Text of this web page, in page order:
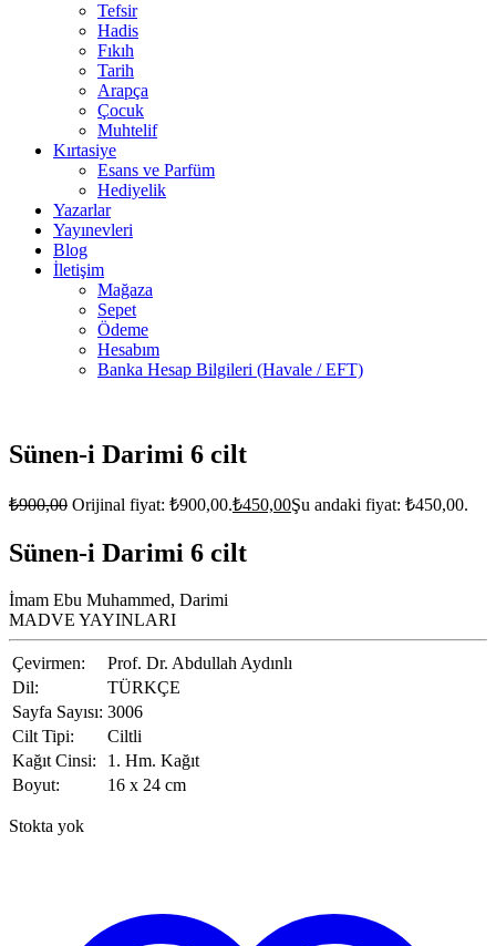
Tefsir
Hadis
Fıkıh
Tarih
Arapça
Çocuk
Muhtelif
Kırtasiye
Esans ve Parfüm
Hediyelik
Yazarlar
Yayınevleri
Blog
İletişim
Mağaza
Sepet
Ödeme
Hesabım
Banka Hesap Bilgileri (Havale / EFT)
Sünen-i Darimi 6 cilt
₺900,00 Orijinal fiyat: ₺900,00.₺450,00Şu andaki fiyat: ₺450,00.
Sünen-i Darimi 6 cilt
İmam Ebu Muhammed, Darimi
MADVE YAYINLARI
Çevirmen:
Prof. Dr. Abdullah Aydınlı
Dil:
TÜRKÇE
Sayfa Sayısı: 3006
Cilt Tipi:
Ciltli
Kağıt Cinsi:
1. Hm. Kağıt
Boyut:
16 x 24 cm
Stokta yok